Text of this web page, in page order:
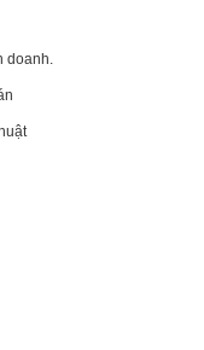
doanh.